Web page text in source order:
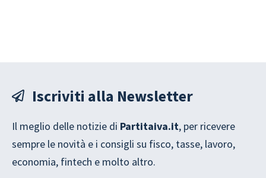
Iscriviti alla Newsletter
Il meglio delle notizie di Partitaiva.it, per ricevere
sempre le novità e i consigli su fisco, tasse, lavoro,
economia, fintech e molto altro.